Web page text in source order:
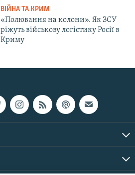
ВІЙНА ТА КРИМ
«Полювання на колони». Як ЗСУ
ріжуть військову логістику Росії в
Криму